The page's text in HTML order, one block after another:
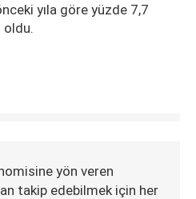
yıla göre yüzde 7,7
oldu.
yön veren
takip edebilmek için her